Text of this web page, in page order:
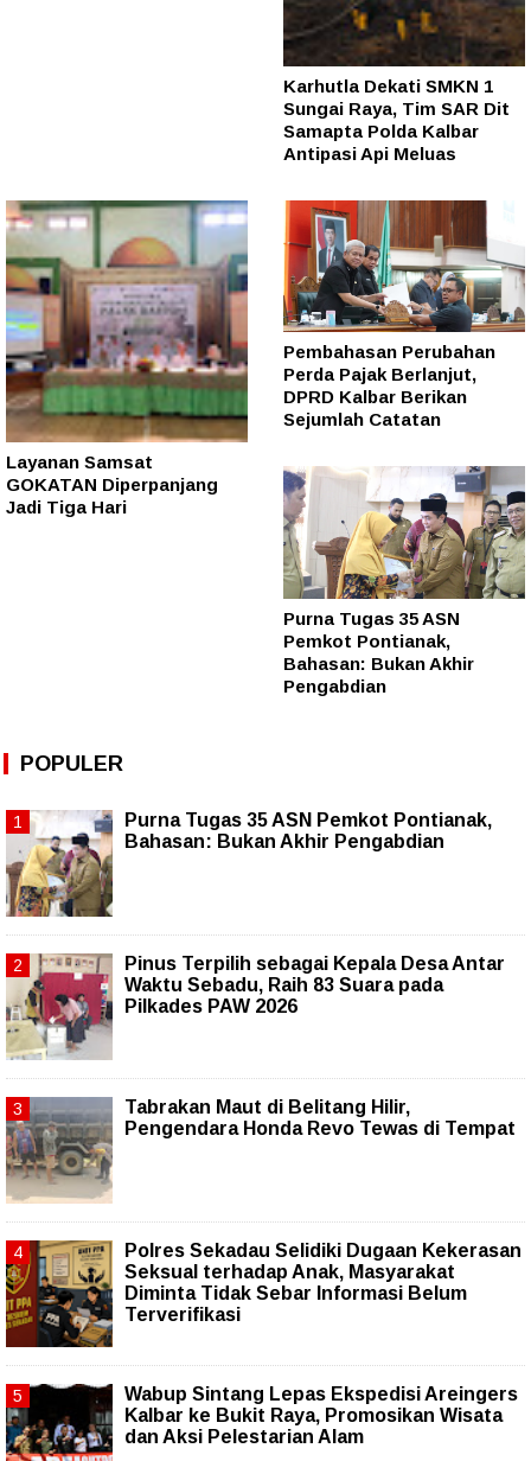
Karhutla Dekati SMKN 1
Sungai Raya, Tim SAR Dit
Samapta Polda Kalbar
Antipasi Api Meluas
Layanan Samsat
GOKATAN Diperpanjang
Jadi Tiga Hari
Pembahasan Perubahan
Perda Pajak Berlanjut,
DPRD Kalbar Berikan
Sejumlah Catatan
Purna Tugas 35 ASN
Pemkot Pontianak,
Bahasan: Bukan Akhir
Pengabdian
POPULER
Purna Tugas 35 ASN Pemkot Pontianak,
Bahasan: Bukan Akhir Pengabdian
Pinus Terpilih sebagai Kepala Desa Antar
Waktu Sebadu, Raih 83 Suara pada
Pilkades PAW 2026
Tabrakan Maut di Belitang Hilir,
Pengendara Honda Revo Tewas di Tempat
Polres Sekadau Selidiki Dugaan Kekerasan
Seksual terhadap Anak, Masyarakat
Diminta Tidak Sebar Informasi Belum
Terverifikasi
Wabup Sintang Lepas Ekspedisi Areingers
Kalbar ke Bukit Raya, Promosikan Wisata
dan Aksi Pelestarian Alam